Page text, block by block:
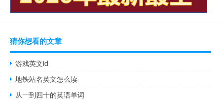
猜你想看的文章
游戏英文id
地铁站名英文怎么读
从一到四十的英语单词